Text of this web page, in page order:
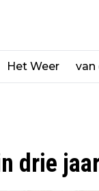
Het Weer van
drie